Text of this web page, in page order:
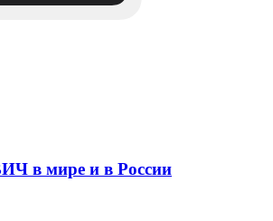
в мире и в России